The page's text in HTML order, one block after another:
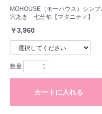
MOHOUSE（モーハウス）シンプ
穴あき 七分袖【マタニティ】
￥3,960
数量
カートに入れる